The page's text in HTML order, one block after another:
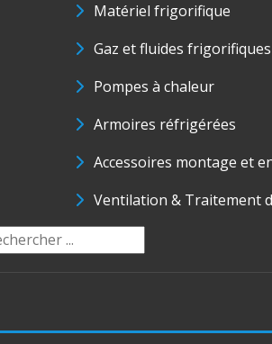
Matériel frigorifique
Gaz et fluides frigorifiques
Pompes à chaleur
Armoires réfrigérées
Accessoires montage et
Ventilation & Traitement